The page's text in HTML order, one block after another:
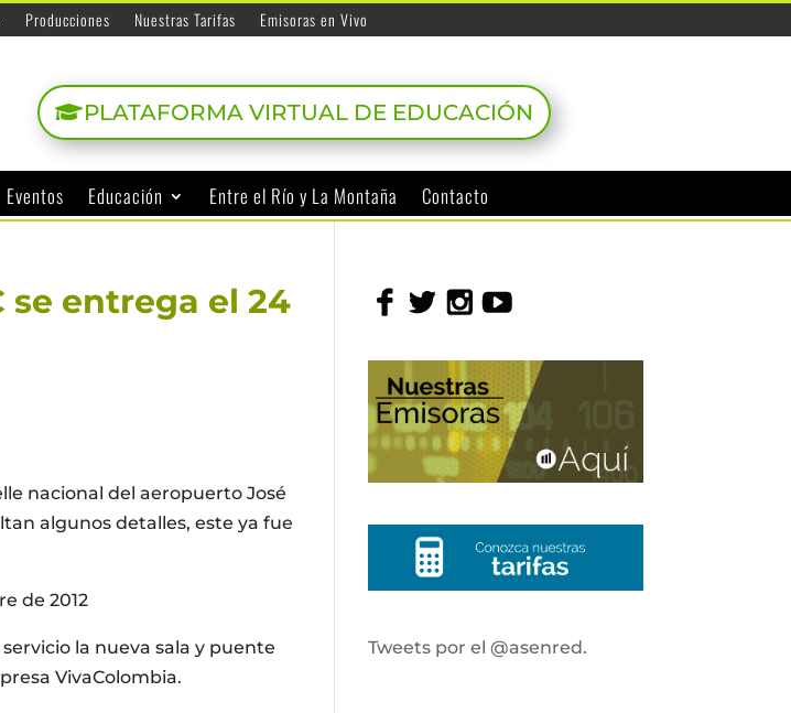
Producciones Nuestras Tarifas Emisoras en Vivo
PLATAFORMA VIRTUAL DE EDUCACIÓN
Eventos Educación Entre el Río y La Montaña Contacto
entrega el 24
nacional del aeropuerto José
algunos detalles, este ya fue
de 2012
la nueva sala y puente
VivaColombia.
Tweets por el @asenred.